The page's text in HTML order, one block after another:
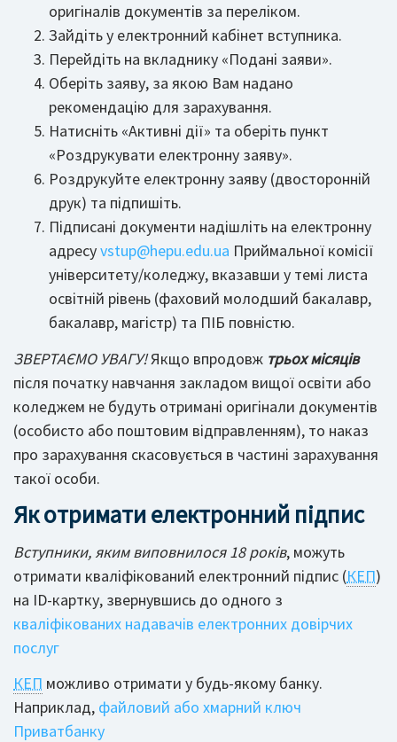
оригіналів документів за переліком.
Зайдіть у електронний кабінет вступника.
Перейдіть на вкладнику «Подані заяви».
Оберіть заяву, за якою Вам надано
рекомендацію для зарахування.
Натисніть «Активні дії» та оберіть пункт
«Роздрукувати електронну заяву».
Роздрукуйте електронну заяву (двосторонній
друк) та підпишіть.
Підписані документи надішліть на електронну
адресуvstup@hepu.edu.ua Приймальної комісії
університету/коледжу, вказавши у темі листа
освітній рівень (фаховий молодший бакалавр,
бакалавр, магістр) та ПІБ повністю.
ЗВЕРТАЄМО УВАГУ!Якщо впродовж трьох місяців
після початку навчання закладом вищої освіти або
коледжем не будуть отримані оригінали документів
(особисто або поштовим відправленням), то наказ
про зарахування скасовується в частині зарахування
такої особи.
Як отримати електронний підпис
Вступники, яким виповнилося 18 років, можуть
отримати кваліфікований електронний підпис (КЕП)
на ID-картку, звернувшись до одного з
кваліфікованих надавачів електронних довірчих
послуг
КЕП можливо отримати у будь-якому банку.
Наприклад, файловий або хмарний ключ
Приватбанку